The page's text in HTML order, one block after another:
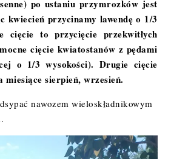
po ustaniu przymrozków jest
kwiecień przycinamy lawendę o 1/3
cięcie to przycięcie przekwitłych
cięcie kwiatostanów z pędami
o 1/3 wysokości). Drugie cięcie
miesiące sierpień, wrzesień.
nawozem wieloskładnikowym